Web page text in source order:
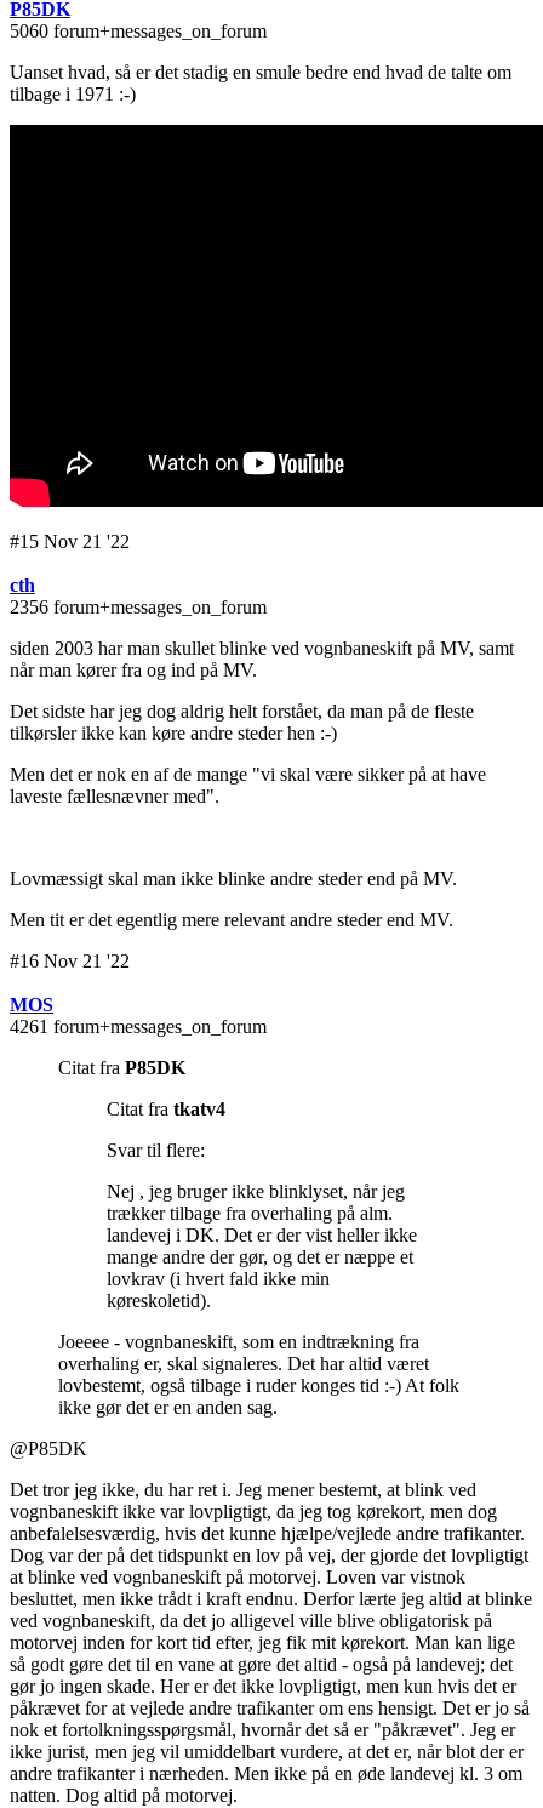
P85DK
5060 forum+messages_on_forum
Uanset hvad, så er det stadig en smule bedre end hvad de talte om
tilbage i 1971 :-)
#15 Nov 21 '22
cth
2356 forum+messages_on_forum
siden 2003 har man skullet blinke ved vognbaneskift på MV, samt
når man kører fra og ind på MV.
Det sidste har jeg dog aldrig helt forstået, da man på de fleste
tilkørsler ikke kan køre andre steder hen :-)
Men det er nok en af de mange "vi skal være sikker på at have
laveste fællesnævner med".
Lovmæssigt skal man ikke blinke andre steder end på MV.
Men tit er det egentlig mere relevant andre steder end MV.
#16 Nov 21 '22
MOS
4261 forum+messages_on_forum
Citat fra P85DK
Citat fra tkatv4
Svar til flere:
Nej , jeg bruger ikke blinklyset, når jeg
trækker tilbage fra overhaling på alm.
landevej i DK. Det er der vist heller ikke
mange andre der gør, og det er næppe et
lovkrav (i hvert fald ikke min
køreskoletid).
Joeeee - vognbaneskift, som en indtrækning fra
overhaling er, skal signaleres. Det har altid været
lovbestemt, også tilbage i ruder konges tid :-) At folk
ikke gør det er en anden sag.
@P85DK
Det tror jeg ikke, du har ret i. Jeg mener bestemt, at blink ved
vognbaneskift ikke var lovpligtigt, da jeg tog kørekort, men dog
anbefalelsesværdig, hvis det kunne hjælpe/vejlede andre trafikanter.
Dog var der på det tidspunkt en lov på vej, der gjorde det lovpligtigt
at blinke ved vognbaneskift på motorvej. Loven var vistnok
besluttet, men ikke trådt i kraft endnu. Derfor lærte jeg altid at blinke
ved vognbaneskift, da det jo alligevel ville blive obligatorisk på
motorvej inden for kort tid efter, jeg fik mit kørekort. Man kan lige
så godt gøre det til en vane at gøre det altid - også på landevej; det
gør jo ingen skade. Her er det ikke lovpligtigt, men kun hvis det er
påkrævet for at vejlede andre trafikanter om ens hensigt. Det er jo så
nok et fortolkningsspørgsmål, hvornår det så er "påkrævet". Jeg er
ikke jurist, men jeg vil umiddelbart vurdere, at det er, når blot der er
andre trafikanter i nærheden. Men ikke på en øde landevej kl. 3 om
natten. Dog altid på motorvej.